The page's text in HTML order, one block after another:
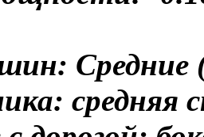
средняя